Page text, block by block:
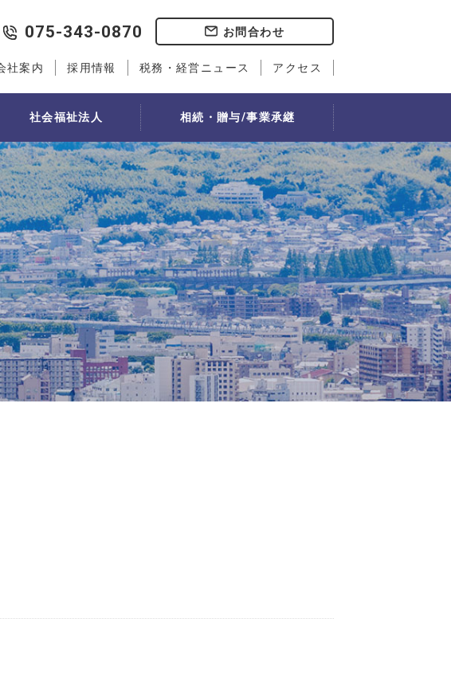
075-343-0870 お問合わせ
社案内 採用情報 税務・経営ニュース アクセス
計画策定支援）
コンパスミーティング」
人事書式ダウンロード
経営計画策定教室
活用
レーション
承
現状分析
・承継方法の選定
継計画の策定
療所の承継の流れ
人の承継の流れ
歯科会計サービス
社会福祉法人
人の税務 社会福祉法人経営実務検定講座
相続・贈与/事業承継
事業承継
事業承継計画
自社株評価・対策
従業員持ち株会制度